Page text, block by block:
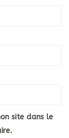
site dans le